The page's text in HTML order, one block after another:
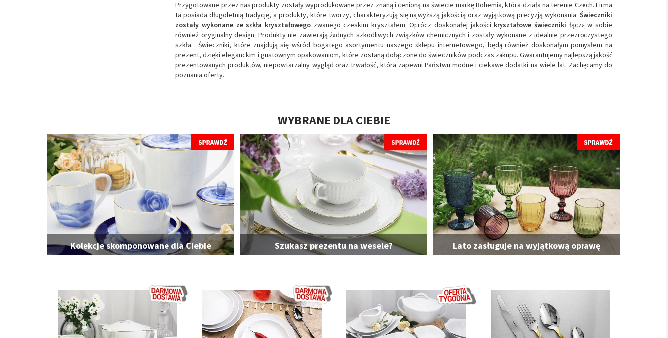
Przygotowane przez nas produkty zostały wyprodukowane przez znaną i cenioną na świecie markę Bohemia, która działa na terenie Czech. Firma
ta posiada długoletnią tradycję, a produkty, które tworzy, charakteryzują się najwyższą jakością oraz wyjątkową precyzją wykonania. Świeczniki
zostały wykonane ze szkła kryształowegozwanego czeskim kryształem. Oprócz doskonałej jakości kryształowe świeczniki łączą w sobie
również oryginalny design. Produkty nie zawierają żadnych szkodliwych związków chemicznych i zostały wykonane z idealnie przezroczystego
szkła. Świeczniki, które znajdują się wśród bogatego asortymentu naszego sklepu internetowego, będą również doskonałym pomysłem na
prezent, dzięki eleganckim i gustownym opakowaniom, które zostaną dołączone do świeczników podczas zakupu. Gwarantujemy najlepszą jakość
prezentowanych produktów, niepowtarzalny wygląd oraz trwałość, która zapewni Państwu modne i ciekawe dodatki na wiele lat. Zachęcamy do
poznania oferty.
WYBRANE DLA CIEBIE
Kolekcje skomponowane dla Ciebie Szukasz prezentu na wesele? Lato zasługuje na wyjątkową oprawę